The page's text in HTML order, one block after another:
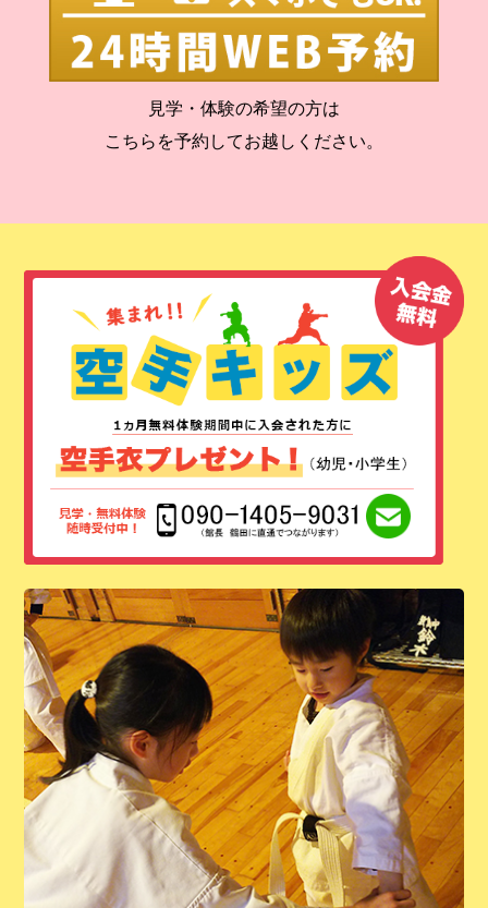
見学・体験の希望の方は
こちらを予約してお越しください。